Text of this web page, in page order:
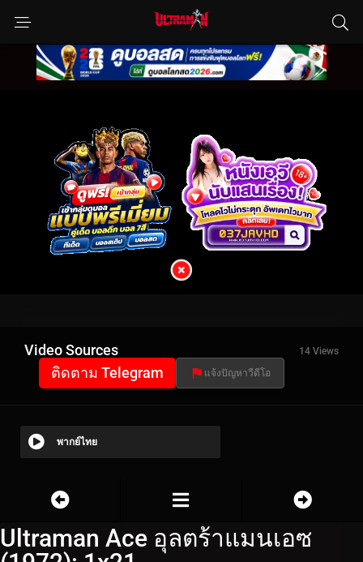
Video Sources 14 Views
ติดตาม Telegram แจ้งปัญหาวีดีโอ
พากย์ไทย
Ultraman Ace อุลตร้าแมนเอซ